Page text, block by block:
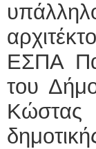
ΕΣΠΑ
του